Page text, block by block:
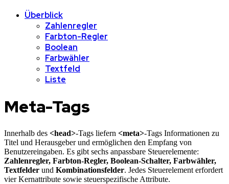
Überblick
Zahlenregler
Farbton-Regler
Boolean
Farbwähler
Textfeld
Liste
Meta-Tags
Innerhalb des <head>-Tags liefern <meta>-Tags Informationen zu
Titel und Herausgeber und ermöglichen den Empfang von
Benutzereingaben. Es gibt sechs anpassbare Steuerelemente:
Zahlenregler, Farbton-Regler, Boolean-Schalter, Farbwähler,
Textfelder und Kombinationsfelder. Jedes Steuerelement erfordert
vier Kernattribute sowie steuerspezifische Attribute.